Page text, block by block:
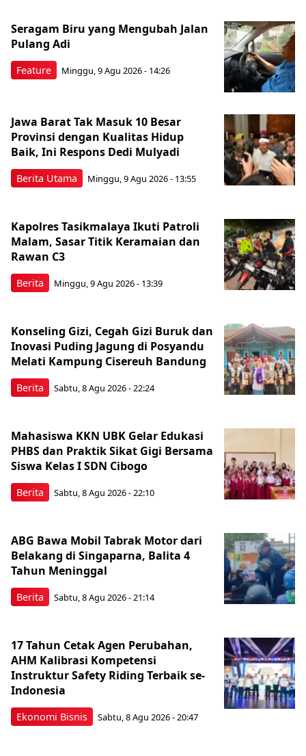
Feature
Seragam Biru yang Mengubah Jalan
Pulang Adi
Minggu, 9 Agu 2026 - 14:26
Berita Utama
Jawa Barat Tak Masuk 10 Besar
Provinsi dengan Kualitas Hidup
Baik, Ini Respons Dedi Mulyadi
Minggu, 9 Agu 2026 - 13:55
Berita
Kapolres Tasikmalaya Ikuti Patroli
Malam, Sasar Titik Keramaian dan
Rawan C3
Minggu, 9 Agu 2026 - 13:39
Berita
Konseling Gizi, Cegah Gizi Buruk dan
Inovasi Puding Jagung di Posyandu
Melati Kampung Cisereuh Bandung
Sabtu, 8 Agu 2026 - 22:24
Berita
Mahasiswa KKN UBK Gelar Edukasi
PHBS dan Praktik Sikat Gigi Bersama
Siswa Kelas I SDN Cibogo
Sabtu, 8 Agu 2026 - 22:10
Berita
ABG Bawa Mobil Tabrak Motor dari
Belakang di Singaparna, Balita 4
Tahun Meninggal
Sabtu, 8 Agu 2026 - 21:14
Ekonomi Bisnis
17 Tahun Cetak Agen Perubahan,
AHM Kalibrasi Kompetensi
Instruktur Safety Riding Terbaik se-
Indonesia
Sabtu, 8 Agu 2026 - 20:47